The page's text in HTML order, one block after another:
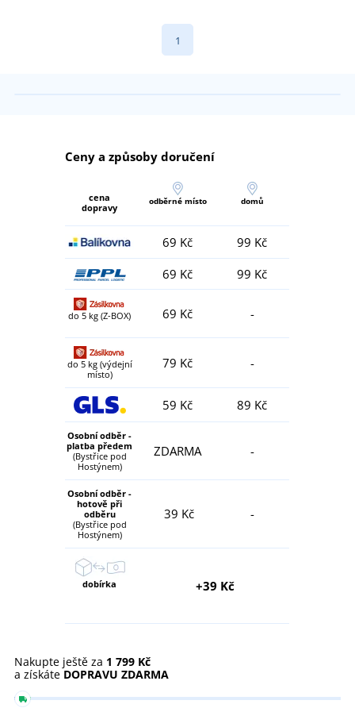
1
Ceny a způsoby doručení
cena
dopravy
odběrné místo domů
69 Kč
99 Kč
69 Kč
99 Kč
do 5 kg (Z-BOX) 69 Kč -
do 5 kg (výdejní
místo)
79 Kč -
59 Kč 89 Kč
Osobní odběr -
platba předem
(Bystřice pod
Hostýnem)
ZDARMA -
Osobní odběr -
hotově při
odběru
(Bystřice pod
Hostýnem)
39 Kč -
dobírka +39 Kč
Nakupte ještě za 1 799 Kč
a získáte DOPRAVU ZDARMA